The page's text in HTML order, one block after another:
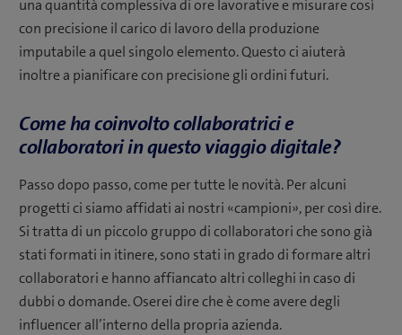
una quantità complessiva di ore lavorative e misurare così
con precisione il carico di lavoro della produzione
imputabile a quel singolo elemento. Questo ci aiuterà
inoltre a pianificare con precisione gli ordini futuri.
Come ha coinvolto collaboratrici e
collaboratori in questo viaggio digitale?
Passo dopo passo, come per tutte le novità. Per alcuni
progetti ci siamo affidati ai nostri «campioni», per così dire.
Si tratta di un piccolo gruppo di collaboratori che sono già
stati formati in itinere, sono stati in grado di formare altri
collaboratori e hanno affiancato altri colleghi in caso di
dubbi o domande. Oserei dire che è come avere degli
influencer all’interno della propria azienda.